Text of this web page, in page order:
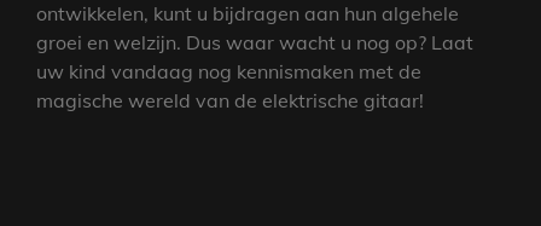
ontwikkelen, kunt u bijdragen aan hun algehele
groei en welzijn. Dus waar wacht u nog op? Laat
uw kind vandaag nog kennismaken met de
magische wereld van de elektrische gitaar!